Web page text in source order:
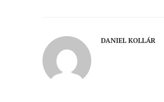
DANIEL KOLLÁR